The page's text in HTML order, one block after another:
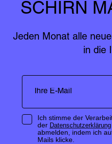
SCHIRN
Jeden Monat alle
in die
Ich stimme der
der Datenschutzerklärung
abmelden, indem ich
Mails klicke.